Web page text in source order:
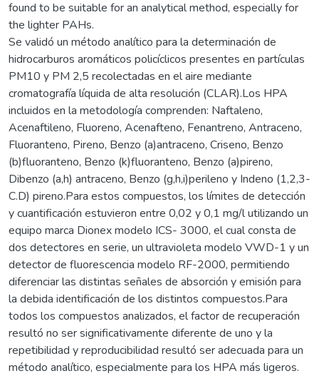
found to be suitable for an analytical method, especially for
the lighter PAHs.
Se validó un método analítico para la determinación de
hidrocarburos aromáticos policíclicos presentes en partículas
PM10 y PM 2,5 recolectadas en el aire mediante
cromatografía líquida de alta resolución (CLAR).Los HPA
incluidos en la metodología comprenden: Naftaleno,
Acenaftileno, Fluoreno, Acenafteno, Fenantreno, Antraceno,
Fluoranteno, Pireno, Benzo (a)antraceno, Criseno, Benzo
(b)fluoranteno, Benzo (k)fluoranteno, Benzo (a)pireno,
Dibenzo (a,h) antraceno, Benzo (g,h,i)perileno y Indeno (1,2,3-
C.D) pireno.Para estos compuestos, los límites de detección
y cuantificación estuvieron entre 0,02 y 0,1 mg/l utilizando un
equipo marca Dionex modelo ICS- 3000, el cual consta de
dos detectores en serie, un ultravioleta modelo VWD-1 y un
detector de fluorescencia modelo RF-2000, permitiendo
diferenciar las distintas señales de absorción y emisión para
la debida identificación de los distintos compuestos.Para
todos los compuestos analizados, el factor de recuperación
resultó no ser significativamente diferente de uno y la
repetibilidad y reproducibilidad resultó ser adecuada para un
método analítico, especialmente para los HPA más ligeros.